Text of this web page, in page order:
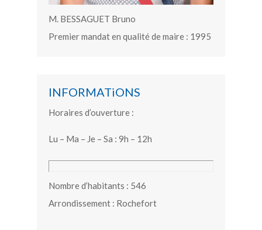
M. BESSAGUET Bruno
Premier mandat en qualité de maire : 1995
INFORMATiONS
Horaires d’ouverture :
Lu – Ma – Je – Sa : 9h – 12h
Nombre d’habitants : 546
Arrondissement : Rochefort